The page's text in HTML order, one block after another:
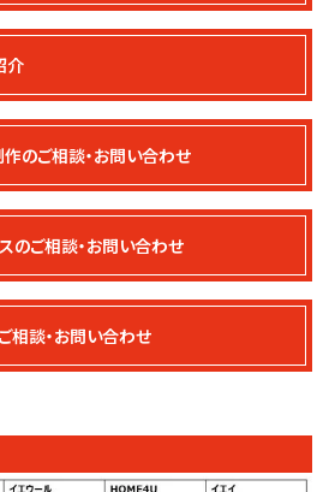
介
のご相談・お問い合わせ
のご相談・お問い合わせ
相談・お問い合わせ